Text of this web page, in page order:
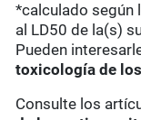
*calculado según
al LD50 de la(s)
Pueden
toxicología de
Consulte los